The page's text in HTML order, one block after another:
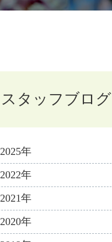
スタッフブログ
2025年
2022年
2021年
2020年